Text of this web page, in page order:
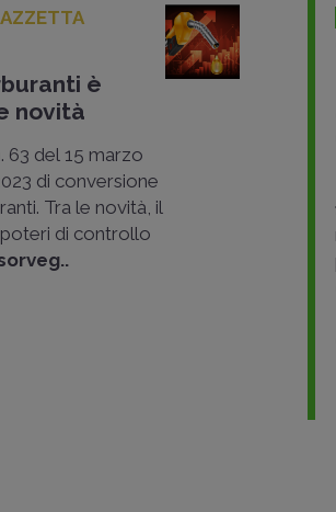
è
novità
63 del 15 marzo
di conversione
Tra le novità, il
di controllo